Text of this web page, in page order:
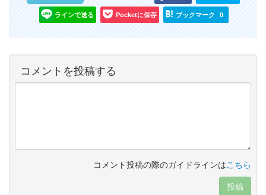
ラインで送る Pocketに保存 ブックマーク 0
コメントを投稿する
コメント投稿の際のガイドラインはこちら
投稿